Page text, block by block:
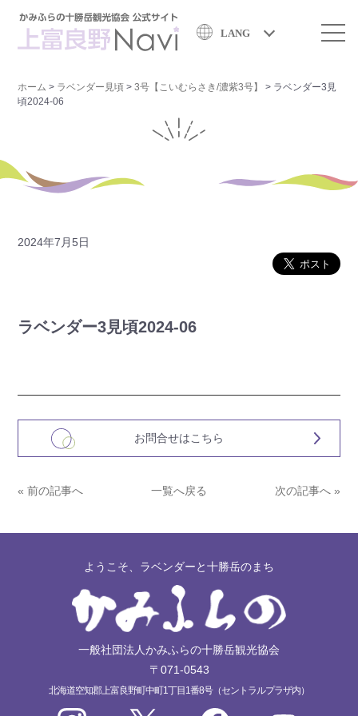
LANG
ホーム > ラベンダー見頃 >3号【こいむらさき/濃紫3号】 > ラベンダー3見
頃2024-06
2024年7月5日
ラベンダー3見頃2024-06
お問合せはこちら
« 前の記事へ 一覧へ戻る 次の記事へ »
ようこそ、ラベンダーと十勝岳のまち
一般社団法人かみふらの十勝岳観光協会
〒071-0543
北海道空知郡上富良野町中町1丁目1番8号（セントラルプラザ内）